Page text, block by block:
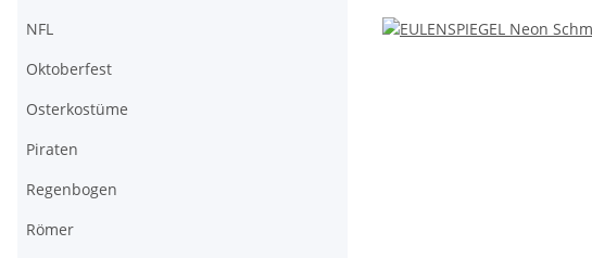
NFL
Oktoberfest
Osterkostüme
Piraten
Regenbogen
Römer